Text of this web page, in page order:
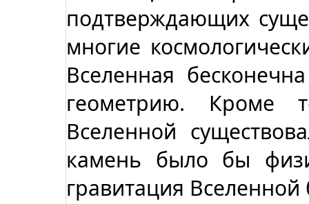
подтверждающих
многие
Вселенная
геометрию. Кроме
Вселенной
камень было бы
гравитация